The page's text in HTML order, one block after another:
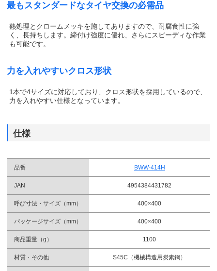
最もスタンダードなタイヤ交換の必需品
熱処理とクロームメッキを施してありますので、耐腐食性に強
く、長持ちします。締付け強度に優れ、さらにスピーディな作業
も可能です。
力を入れやすいクロス形状
1本で4サイズに対応しており、クロス形状を採用しているので、
力を入れやすい仕様となっています。
仕様
品番 BWW-414H
JAN 4954384431782
呼び寸法・サイズ（mm） 400×400
パッケージサイズ（mm） 400×400
商品重量（g） 1100
材質・その他 S45C（機械構造用炭素鋼）